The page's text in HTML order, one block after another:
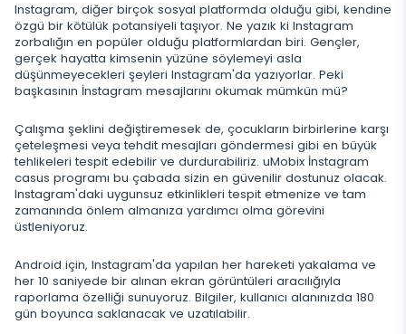
Telefona Gelen SMS Görme
GPS konumu
Keylogger
Bildirimler
Cihaz bilgisi
WhatsApp
Facebook messenger
Zoom
Viber
Telegram
Wechat
Kik
Line
Sosyal Medya
Facebook
Snapchat
Tik tok
Tinder
Medya
Fotoğraf ve Video izleme
İnternet
Tarayıcı geçmişi
KAPAT
Instagram, diğer birçok sosyal platformda olduğu gibi, kendine
özgü bir kötülük potansiyeli taşıyor. Ne yazık ki Instagram
zorbalığın en popüler olduğu platformlardan biri. Gençler,
gerçek hayatta kimsenin yüzüne söylemeyi asla
düşünmeyecekleri şeyleri Instagram'da yazıyorlar. Peki
başkasının İnstagram mesajlarını okumak mümkün mü?
Çalışma şeklini değiştiremesek de, çocukların birbirlerine karşı
çeteleşmesi veya tehdit mesajları göndermesi gibi en büyük
tehlikeleri tespit edebilir ve durdurabiliriz. uMobix İnstagram
casus programı bu çabada sizin en güvenilir dostunuz olacak.
Instagram'daki uygunsuz etkinlikleri tespit etmenize ve tam
zamanında önlem almanıza yardımcı olma görevini
üstleniyoruz.
Android için, Instagram'da yapılan her hareketi yakalama ve
her 10 saniyede bir alınan ekran görüntüleri aracılığıyla
raporlama özelliği sunuyoruz. Bilgiler, kullanıcı alanınızda 180
gün boyunca saklanacak ve uzatılabilir.